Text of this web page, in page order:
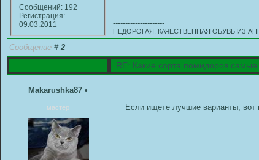
Сообщений: 192
Регистрация:
09.03.2011
---------------------
НЕДОРОГАЯ, КАЧЕСТВЕННАЯ ОБУВЬ ИЗ
Сообщение # 2
RE: Какие сорта помидоров
Makarushka87 •
мастер Если ищете лучшие варианты, вот